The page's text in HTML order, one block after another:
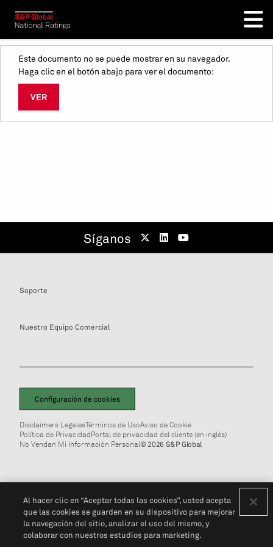
Este documento no se puede mostrar en su navegador.
Haga clic en el botón abajo para ver el documento:
VER
Síganos
Soporte
Nuestro Equipo Comercial
Configuración de cookies
Disclaimers LegalesTérminos de UsoAviso de Cookie
Política de PrivacidadPortal de privacidad del cliente (en inglés)
No Vendan Mi Información Personal© 2026 S&P Global
Al hacer clic en “Aceptar todas las cookies”, usted acepta
que las cookies se guarden en su dispositivo para mejorar
la navegación del sitio, analizar el uso del mismo, y
colaborar con nuestros estudios para marketing.